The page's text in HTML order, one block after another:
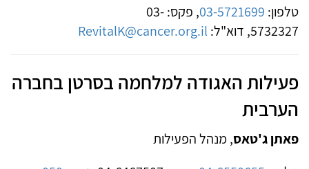
טלפון: 03-5721699
, פקס: 03-
5732327, דוא"ל:
RevitalK@cancer.org.il
פעילות האגודה למלחמה בסרטן בחברה
הערבית
פאתן ג'טאס, מנהל הפעילות